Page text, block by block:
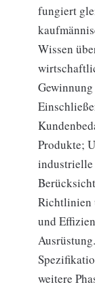
fungiert
Wissen
Produkte;
industrielle
Richtlinien
und
weitere